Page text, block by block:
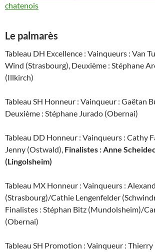
chatenois
Le palmarès
Tableau DH Excellence : Vainqueurs : Van
Wind (Strasbourg), Deuxième : Stéphane
(Illkirch)
Tableau SH Honneur : Vainqueur : Gaëtan
Deuxième : Stéphane Jurado (Obernai)
Tableau DD Honneur : Vainqueurs : Cathy
Jenny (Ostwald), Finalistes : Anne
(Lingolsheim)
Tableau MX Honneur : Vainqueurs :
(Strasbourg)/Cathie Lengenfelder
Finalistes : Stéphan Bitz (Mundolsheim)/
(Obernai)
Tableau SH Promotion : Vainqueur :